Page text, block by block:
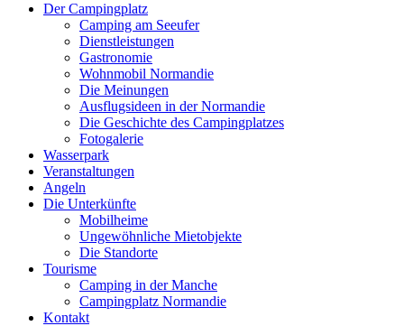
Der Campingplatz
Camping am Seeufer
Dienstleistungen
Gastronomie
Wohnmobil Normandie
Die Meinungen
Ausflugsideen in der Normandie
Die Geschichte des Campingplatzes
Fotogalerie
Wasserpark
Veranstaltungen
Angeln
Die Unterkünfte
Mobilheime
Ungewöhnliche Mietobjekte
Die Standorte
Tourisme
Camping in der Manche
Campingplatz Normandie
Kontakt